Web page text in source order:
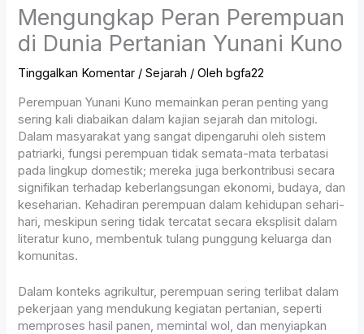
Mengungkap Peran Perempuan
di Dunia Pertanian Yunani Kuno
Tinggalkan Komentar /Sejarah / Olehbgfa22
Perempuan Yunani Kuno memainkan peran penting yang
sering kali diabaikan dalam kajian sejarah dan mitologi.
Dalam masyarakat yang sangat dipengaruhi oleh sistem
patriarki, fungsi perempuan tidak semata-mata terbatasi
pada lingkup domestik; mereka juga berkontribusi secara
signifikan terhadap keberlangsungan ekonomi, budaya, dan
keseharian. Kehadiran perempuan dalam kehidupan sehari-
hari, meskipun sering tidak tercatat secara eksplisit dalam
literatur kuno, membentuk tulang punggung keluarga dan
komunitas.
Dalam konteks agrikultur, perempuan sering terlibat dalam
pekerjaan yang mendukung kegiatan pertanian, seperti
memproses hasil panen, memintal wol, dan menyiapkan